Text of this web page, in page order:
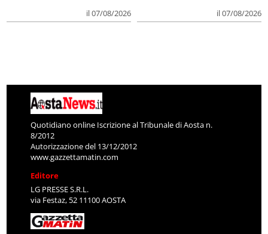
il 07/08/2026 il 07/08/2026
Quotidiano online Iscrizione al Tribunale di Aosta n.
8/2012
Autorizzazione del 13/12/2012
www.gazzettamatin.com
Editore
LG PRESSE S.R.L.
via Festaz, 52 11100 AOSTA